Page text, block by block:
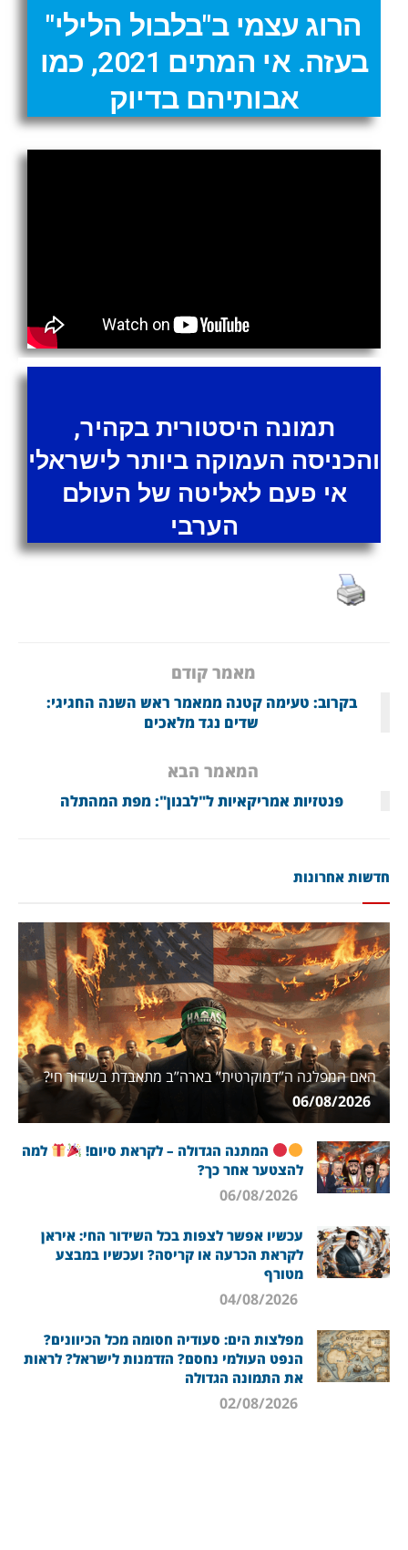
הרוג עצמי ב"בלבול הלילי"
בעזה. אי המתים 2021, כמו
אבותיהם בדיוק
תמונה היסטורית בקהיר,
והכניסה העמוקה ביותר לישראלי
אי פעם לאליטה של העולם
הערבי
מאמר קודם
בקרוב: טעימה קטנה ממאמר ראש השנה החגיגי:
שדים נגד מלאכים
המאמר הבא
פנטזיות אמריקאיות ל"לבנון": מפת המהתלה
חדשות אחרונות
האם המפלגה ה”דמוקרטית” בארה”ב מתאבדת בשידור חי?
06/08/2026
המתנה הגדולה – לקראת סיום!
למה
להצטער אחר כך?
עכשיו אפשר לצפות בכל השידור החי: איראן
לקראת הכרעה או קריסה? ועכשיו במבצע
מטורף
מפלצות הים: סעודיה חסומה מכל הכיוונים?
הנפט העולמי נחסם? הזדמנות לישראל? לראות
את התמונה הגדולה